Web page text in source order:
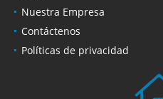
Nuestra Empresa
Contáctenos
Políticas de privacidad